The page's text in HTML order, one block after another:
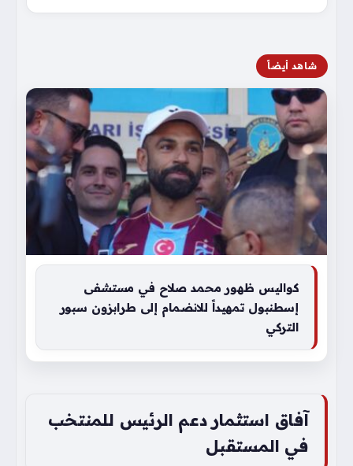
شاهد أيضاً
كواليس ظهور محمد صلاح في مستشفى
إسطنبول تمهيداً للانضمام إلى طرابزون سبور
التركي
آفاق استثمار دعم الرئيس للمنتخب
في المستقبل